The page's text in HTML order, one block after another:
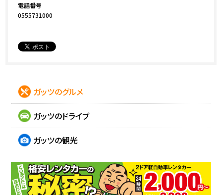
電話番号
0555731000
ガッツのグルメ
ガッツのドライブ
ガッツの観光